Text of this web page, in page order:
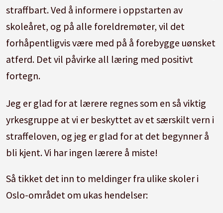
straffbart. Ved å informere i oppstarten av
skoleåret, og på alle foreldremøter, vil det
forhåpentligvis være med på å forebygge uønsket
atferd. Det vil påvirke all læring med positivt
fortegn.
Jeg er glad for at lærere regnes som en så viktig
yrkesgruppe at vi er beskyttet av et særskilt vern i
straffeloven, og jeg er glad for at det begynner å
bli kjent. Vi har ingen lærere å miste!
Så tikket det inn to meldinger fra ulike skoler i
Oslo-området om ukas hendelser: